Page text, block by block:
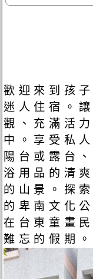
歡迎來到孩
迷人住宿。
觀、充滿活
中。享受私
陽台或露台
浴用品的清
的山景。探
的卑南文化
在台東童畫
難忘的假期。